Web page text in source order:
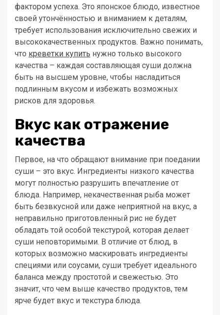
фактором успеха. Это японское блюдо, известное
своей утончённостью и вниманием к деталям,
требует использования исключительно свежих и
высококачественных продуктов. Важно понимать,
что креветки купить нужно только высокого
качества – каждая составляющая суши должна
быть на высшем уровне, чтобы насладиться
подлинным вкусом и избежать возможных
рисков для здоровья.
Вкус как отражение
качества
Первое, на что обращают внимание при поедании
суши – это вкус. Ингредиенты низкого качества
могут полностью разрушить впечатление от
блюда. Например, некачественная рыба может
быть безвкусной или даже неприятной на вкус, а
неправильно приготовленный рис не будет
обладать той особой текстурой, которая делает
суши неповторимыми. В отличие от блюд, в
которых возможно маскировать ингредиенты
специями или соусами, суши требует идеального
баланса между простотой и свежестью. Это
значит, что чем выше качество продуктов, тем
ярче будет вкус и текстура блюда.